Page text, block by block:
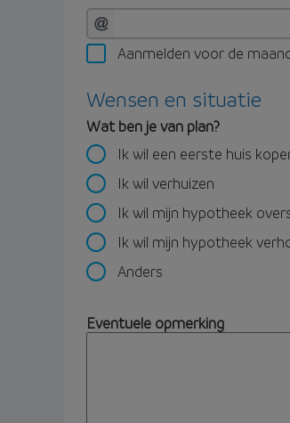
Aanmelden voor de
Wensen en situatie
Wat ben je van plan?
Ik wil een eerste huis
Ik wil verhuizen
Ik wil mijn hypotheek
Ik wil mijn hypotheek
Anders
Eventuele opmerking